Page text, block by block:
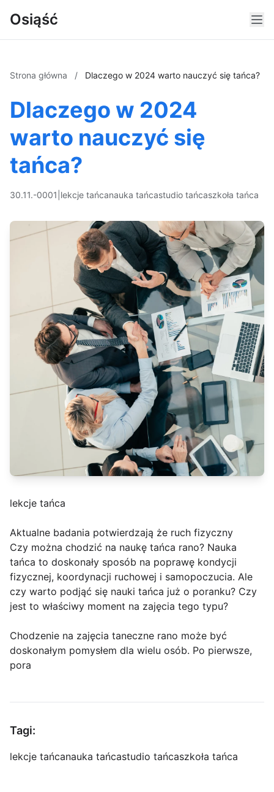
Osiąść
Strona główna / Dlaczego w 2024 warto nauczyć się tańca?
Dlaczego w 2024
warto nauczyć się
tańca?
30.11.-0001 lekcje tańcanauka tańcastudio tańcaszkoła tańca
lekcje tańca
Aktualne badania potwierdzają że ruch fizyczny
Czy można chodzić na naukę tańca rano? Nauka
tańca to doskonały sposób na poprawę kondycji
fizycznej, koordynacji ruchowej i samopoczucia. Ale
czy warto podjąć się nauki tańca już o poranku? Czy
jest to właściwy moment na zajęcia tego typu?
Chodzenie na zajęcia taneczne rano może być
doskonałym pomysłem dla wielu osób. Po pierwsze,
pora
Tagi:
lekcje tańcanauka tańcastudio tańcaszkoła tańca